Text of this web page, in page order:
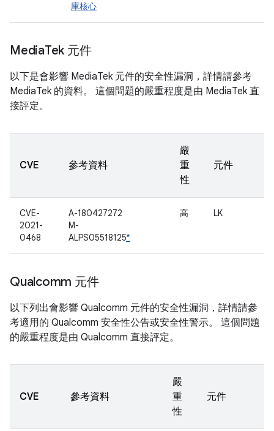
庫核心
MediaTek 元件
以下是會影響 MediaTek 元件的安全性漏洞，詳情請參考
MediaTek 的資料。 這個問題的嚴重程度是由 MediaTek 直
接評定。
CVE 參考資料
嚴
重
性
元件
CVE-
2021-
0468
A-180427272
M-
ALPS05518125*
高 LK
Qualcomm 元件
以下列出會影響 Qualcomm 元件的安全性漏洞，詳情請參
考適用的 Qualcomm 安全性公告或安全性警示。 這個問題
的嚴重程度是由 Qualcomm 直接評定。
CVE 參考資料
嚴
重
性
元件